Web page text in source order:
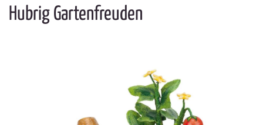
Hubrig Gartenfreuden